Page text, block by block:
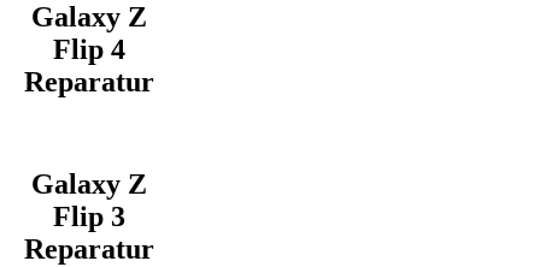
Galaxy Z
Flip 4
Reparatur
Galaxy Z
Flip 3
Reparatur